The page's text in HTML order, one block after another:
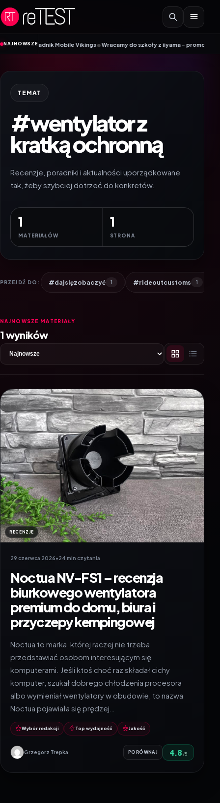
Przejdź do treści
NAJNOWSZE
Poradnik Mobile Vikings•Wracamy do szkoły z iiyama – promocja Back
TEMAT
#wentylator z
kratką ochronną
Recenzje, poradniki i aktualności uporządkowane
tak, żeby szybciej dotrzeć do konkretów.
1
MATERIAŁÓW
1
STRONA
PRZEJDŹ DO: #dajsięzobaczyć 1 #rideoutcustoms 1
NAJNOWSZE MATERIAŁY
1 wyników
RECENZJE
29 czerwca 2026•24 min czytania
Noctua NV-FS1 – recenzja
biurkowego wentylatora
premium do domu, biura i
przyczepy kempingowej
Noctua to marka, której raczej nie trzeba
przedstawiać osobom interesującym się
komputerami. Jeśli ktoś choć raz składał cichy
komputer, szukał dobrego chłodzenia procesora
albo wymieniał wentylatory w obudowie, to nazwa
Noctua pojawiała się prędzej…
Wybór redakcji Top wydajność Jakość
Grzegorz Trepka PORÓWNAJ 4.8 /5